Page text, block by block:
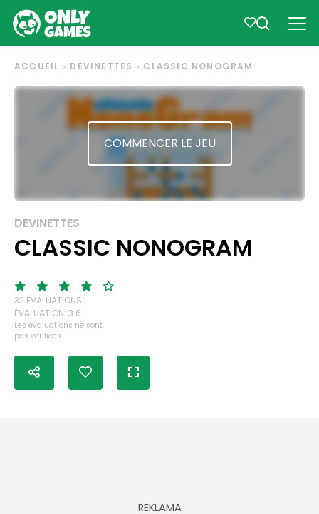
ACCUEIL DEVINETTES CLASSIC NONOGRAM
COMMENCER LE JEU
DEVINETTES
CLASSIC NONOGRAM
32 ÉVALUATIONS |
ÉVALUATION: 3.6
Les évaluations ne sont
pas vérifiées